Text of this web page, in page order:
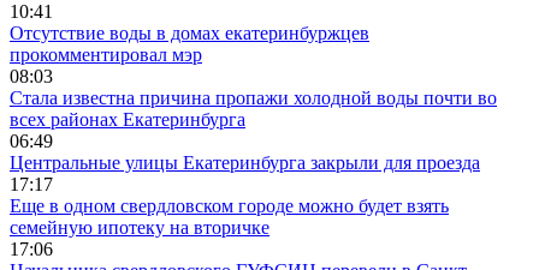
10:41
Отсутствие воды в домах екатеринбуржцев
прокомментировал мэр
08:03
Стала известна причина пропажи холодной воды почти во
всех районах Екатеринбурга
06:49
Центральные улицы Екатеринбурга закрыли для проезда
17:17
Еще в одном свердловском городе можно будет взять
семейную ипотеку на вторичке
17:06